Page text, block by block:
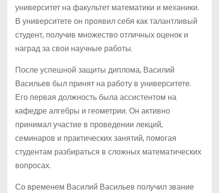
университет на факультет математики и механики.
В университете он проявил себя как талантливый
студент, получив множество отличных оценок и
наград за свои научные работы.
После успешной защиты диплома, Василий
Васильев был принят на работу в университете.
Его первая должность была ассистентом на
кафедре алгебры и геометрии. Он активно
принимал участие в проведении лекций,
семинаров и практических занятий, помогая
студентам разбираться в сложных математических
вопросах.
Со временем Василий Васильев получил звание